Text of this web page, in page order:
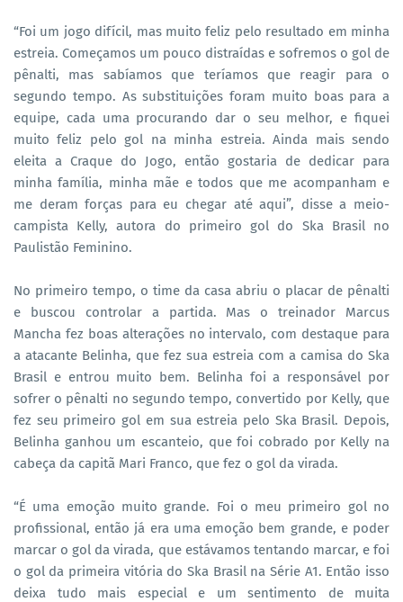
“Foi um jogo difícil, mas muito feliz pelo resultado em minha
estreia. Começamos um pouco distraídas e sofremos o gol de
pênalti, mas sabíamos que teríamos que reagir para o
segundo tempo. As substituições foram muito boas para a
equipe, cada uma procurando dar o seu melhor, e fiquei
muito feliz pelo gol na minha estreia. Ainda mais sendo
eleita a Craque do Jogo, então gostaria de dedicar para
minha família, minha mãe e todos que me acompanham e
me deram forças para eu chegar até aqui”, disse a meio-
campista Kelly, autora do primeiro gol do Ska Brasil no
Paulistão Feminino.
No primeiro tempo, o time da casa abriu o placar de pênalti
e buscou controlar a partida. Mas o treinador Marcus
Mancha fez boas alterações no intervalo, com destaque para
a atacante Belinha, que fez sua estreia com a camisa do Ska
Brasil e entrou muito bem. Belinha foi a responsável por
sofrer o pênalti no segundo tempo, convertido por Kelly, que
fez seu primeiro gol em sua estreia pelo Ska Brasil. Depois,
Belinha ganhou um escanteio, que foi cobrado por Kelly na
cabeça da capitã Mari Franco, que fez o gol da virada.
“É uma emoção muito grande. Foi o meu primeiro gol no
profissional, então já era uma emoção bem grande, e poder
marcar o gol da virada, que estávamos tentando marcar, e foi
o gol da primeira vitória do Ska Brasil na Série A1. Então isso
deixa tudo mais especial e um sentimento de muita